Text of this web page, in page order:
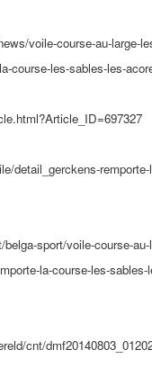
voile-course-au-large-
course-les-sables-les-
detail_gerckens-
belga-sport/voile-course-
la-course-les-sables-
cnt/dmf20140803_